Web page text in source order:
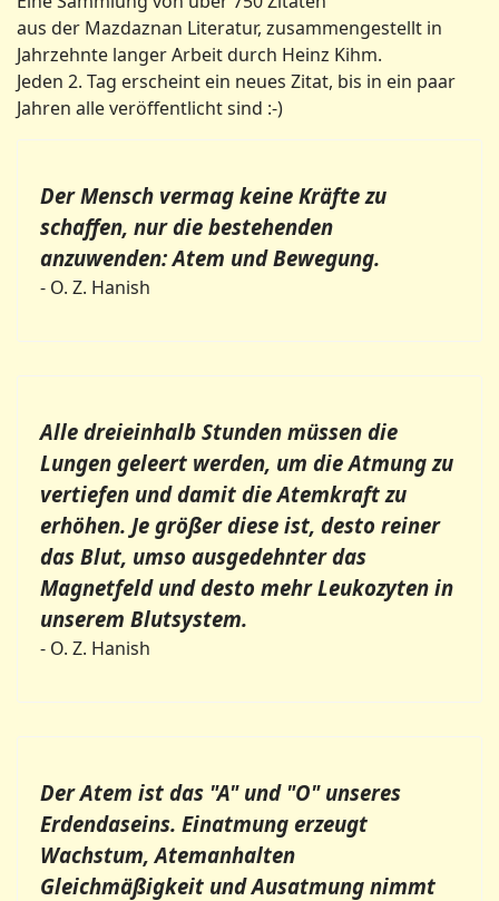
aus der Mazdaznan Literatur, zusammengestellt in
Jahrzehnte langer Arbeit durch Heinz Kihm.
Jeden 2. Tag erscheint ein neues Zitat, bis in ein paar
Jahren alle veröffentlicht sind :-)
Der Mensch vermag keine Kräfte zu
schaffen, nur die bestehenden
anzuwenden: Atem und Bewegung.
- O. Z. Hanish
Alle dreieinhalb Stunden müssen die
Lungen geleert werden, um die Atmung zu
vertiefen und damit die Atemkraft zu
erhöhen. Je größer diese ist, desto reiner
das Blut, umso ausgedehnter das
Magnetfeld und desto mehr Leukozyten in
unserem Blutsystem.
- O. Z. Hanish
Der Atem ist das "A" und "O" unseres
Erdendaseins. Einatmung erzeugt
Wachstum, Atemanhalten
Gleichmäßigkeit und Ausatmung nimmt